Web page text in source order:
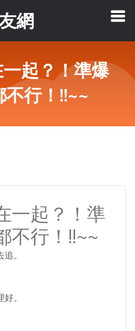
網
起？！準爆
行！!!~~
一起？！準
不行！!!~~
。
。